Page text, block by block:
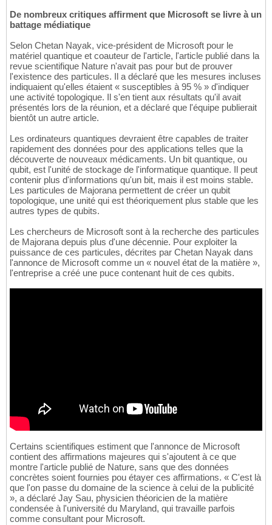
De nombreux critiques affirment que Microsoft se livre à un
battage médiatique
Selon Chetan Nayak, vice-président de Microsoft pour le
matériel quantique et coauteur de l'article, l'article publié dans la
revue scientifique Nature n'avait pas pour but de prouver
l'existence des particules. Il a déclaré que les mesures incluses
indiquaient qu'elles étaient « susceptibles à 95 % » d'indiquer
une activité topologique. Il s'en tient aux résultats qu'il avait
présentés lors de la réunion, et a déclaré que l'équipe publierait
bientôt un autre article.
Les ordinateurs quantiques devraient être capables de traiter
rapidement des données pour des applications telles que la
découverte de nouveaux médicaments. Un bit quantique, ou
qubit, est l'unité de stockage de l'informatique quantique. Il peut
contenir plus d'informations qu'un bit, mais il est moins stable.
Les particules de Majorana permettent de créer un qubit
topologique, une unité qui est théoriquement plus stable que les
autres types de qubits.
Les chercheurs de Microsoft sont à la recherche des particules
de Majorana depuis plus d'une décennie. Pour exploiter la
puissance de ces particules, décrites par Chetan Nayak dans
l'annonce de Microsoft comme un « nouvel état de la matière »,
l'entreprise a créé une puce contenant huit de ces qubits.
Certains scientifiques estiment que l'annonce de Microsoft
contient des affirmations majeures qui s'ajoutent à ce que
montre l'article publié de Nature, sans que des données
concrètes soient fournies pou étayer ces affirmations. « C'est là
que l'on passe du domaine de la science à celui de la publicité
», a déclaré Jay Sau, physicien théoricien de la matière
condensée à l'université du Maryland, qui travaille parfois
comme consultant pour Microsoft.